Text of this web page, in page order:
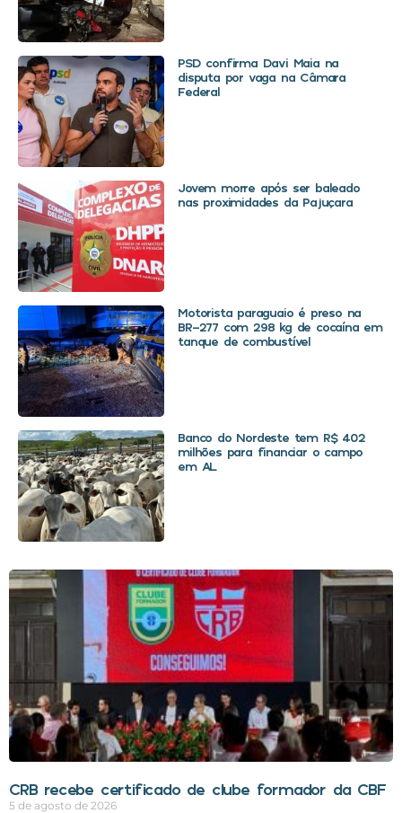
PSD confirma Davi Maia na
disputa por vaga na Câmara
Federal
Jovem morre após ser baleado
nas proximidades da Pajuçara
Motorista paraguaio é preso na
BR-277 com 298 kg de cocaína em
tanque de combustível
Banco do Nordeste tem R$ 402
milhões para financiar o campo
em AL
CRB recebe certificado de clube formador da CBF
5 de agosto de 2026